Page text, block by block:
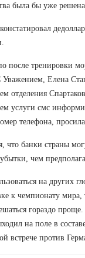
была бы уже решена.
после тренировки
Елена
отделения
услуги смс
телефона,
что банки страны
чем
на других
к чемпионату
гораздо
на поле в
встрече против